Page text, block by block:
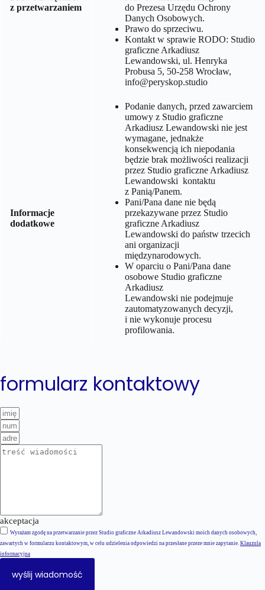
z przetwarzaniem
do Prezesa Urzędu Ochrony
Danych Osobowych.
Prawo do sprzeciwu.
Kontakt w sprawie RODO: Studio
graficzne Arkadiusz
Lewandowski, ul. Henryka
Probusa 5, 50-258 Wrocław,
info@peryskop.studio
Informacje
dodatkowe
Podanie danych, przed zawarciem
umowy z Studio graficzne
Arkadiusz Lewandowski nie jest
wymagane, jednakże
konsekwencją ich niepodania
będzie brak możliwości realizacji
przez Studio graficzne Arkadiusz
Lewandowski kontaktu
z Panią/Panem.
Pani/Pana dane nie będą
przekazywane przez Studio
graficzne Arkadiusz
Lewandowski do państw trzecich
ani organizacji
międzynarodowych.
W oparciu o Pani/Pana dane
osobowe Studio graficzne
Arkadiusz
Lewandowski nie podejmuje
zautomatyzowanych decyzji,
i nie wykonuje procesu
profilowania.
formularz kontaktowy
akceptacja
Wyrażam zgodę na przetwarzanie przez Studio graficzne Arkadiusz Lewandowski moich danych osobowych,
zawartych w formularzu kontaktowym, w celu udzielenia odpowiedzi na przesłane przeze mnie zapytanie. Klauzula
informacyjna
wyślij wiadomość